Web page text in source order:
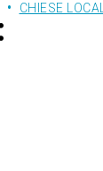
CHIESE LOCALI